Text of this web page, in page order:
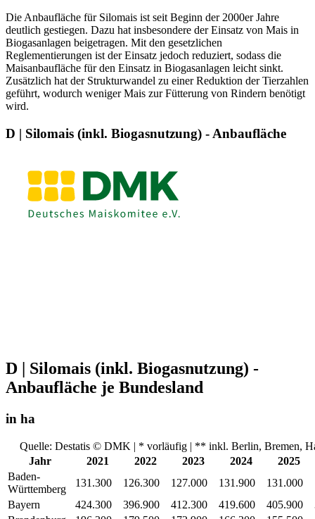
Die Anbaufläche für Silomais ist seit Beginn der 2000er Jahre
deutlich gestiegen. Dazu hat insbesondere der Einsatz von Mais in
Biogasanlagen beigetragen. Mit den gesetzlichen
Reglementierungen ist der Einsatz jedoch reduziert, sodass die
Maisanbaufläche für den Einsatz in Biogasanlagen leicht sinkt.
Zusätzlich hat der Strukturwandel zu einer Reduktion der Tierzahlen
geführt, wodurch weniger Mais zur Fütterung von Rindern benötigt
wird.
D | Silomais (inkl. Biogasnutzung) - Anbaufläche
D | Silomais (inkl. Biogasnutzung) -
Anbaufläche je Bundesland
in ha
Quelle: Destatis © DMK | * vorläufig | ** inkl. Berlin, Bremen,
Jahr
2021 2022 2023 2024
2025
Baden-
Württemberg
131.300 126.300 127.000 131.900 131.000
Bayern
424.300 396.900 412.300 419.600 405.900